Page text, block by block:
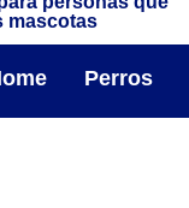
mascotas
Perros